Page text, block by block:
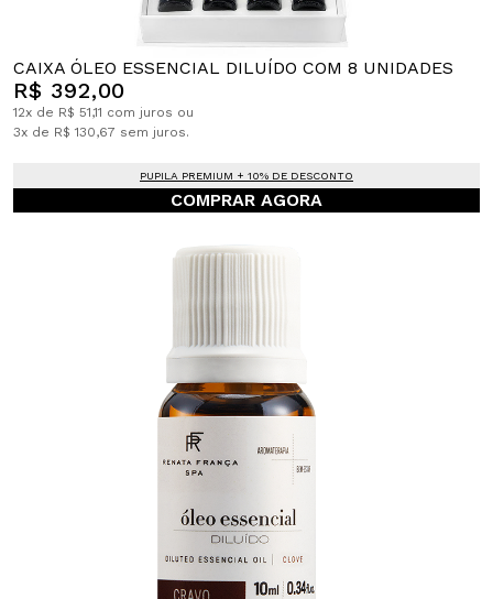
CAIXA ÓLEO ESSENCIAL DILUÍDO COM 8 UNIDADES
R$ 392,00
12x de R$ 51,11 com juros ou
3x de R$ 130,67 sem juros.
PUPILA PREMIUM + 10% DE DESCONTO
COMPRAR AGORA